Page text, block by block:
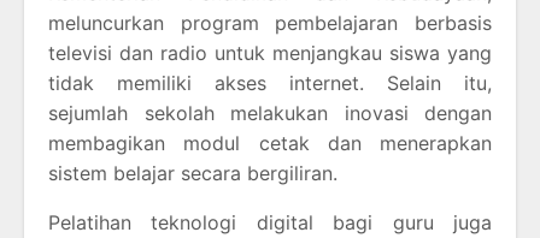
meluncurkan program pembelajaran berbasis
televisi dan radio untuk menjangkau siswa yang
tidak memiliki akses internet. Selain itu,
sejumlah sekolah melakukan inovasi dengan
membagikan modul cetak dan menerapkan
sistem belajar secara bergiliran.
Pelatihan teknologi digital bagi guru juga